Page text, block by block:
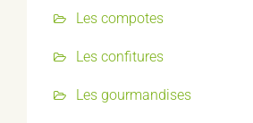
Les compotes
Les confitures
Les gourmandises